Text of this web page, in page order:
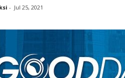
- Jul 25, 2021